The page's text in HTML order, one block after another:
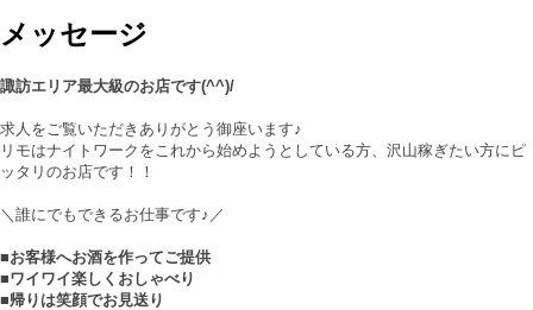
メッセージ
諏訪エリア最大級のお店です(^^)/
求人をご覧いただきありがとう御座います♪
リモはナイトワークをこれから始めようとしている方、沢山稼ぎたい方にピ
ッタリのお店です！！
＼誰にでもできるお仕事です♪／
■お客様へお酒を作ってご提供
■ワイワイ楽しくおしゃべり
■帰りは笑顔でお見送り